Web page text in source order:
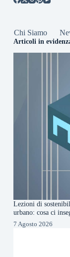
Chi Siamo
Articoli in
Lezioni di
urbano: cosa ci
7 Agosto 2026